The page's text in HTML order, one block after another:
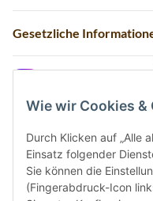
Wie wir Cookies &
Durch Klicken auf „Alle
Einsatz folgender
Sie können die
(Fingerabdruck-Icon
Gesetzliche
Sicher bezahlen via: